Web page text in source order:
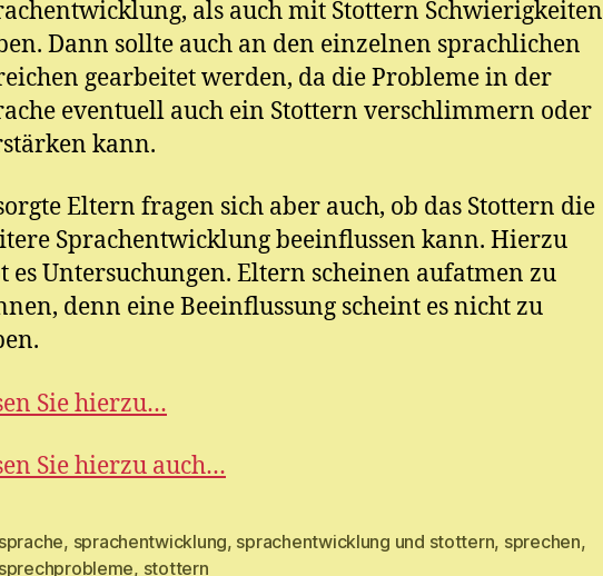
als auch mit Stottern Schwierigkeiten
Dann sollte auch an den einzelnen sprachlichen
gearbeitet werden, da die Probleme in der
eventuell auch ein Stottern verschlimmern oder
kann.
Eltern fragen sich aber auch, ob das Stottern die
Sprachentwicklung beeinflussen kann. Hierzu
es Untersuchungen. Eltern scheinen aufatmen zu
denn eine Beeinflussung scheint es nicht zu
Sie hierzu…
Sie hierzu auch…
sprache, sprachentwicklung, sprachentwicklung und stottern, sprechen,
sprechprobleme, stottern